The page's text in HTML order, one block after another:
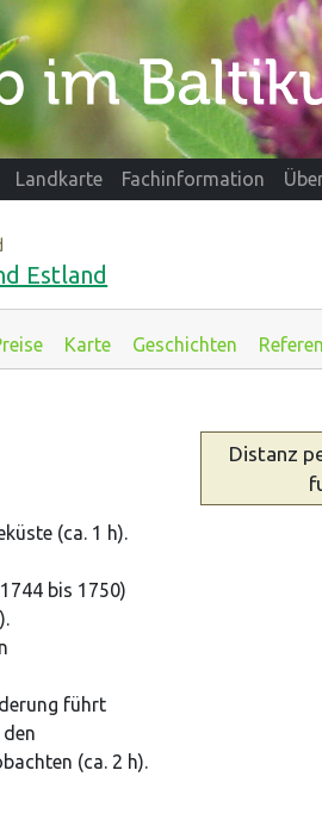
Landkarte Fachinformation
Estland
Karte Geschichten
(ca. 1 h).
bis 1750)
führt
(ca. 2 h).
Distanz